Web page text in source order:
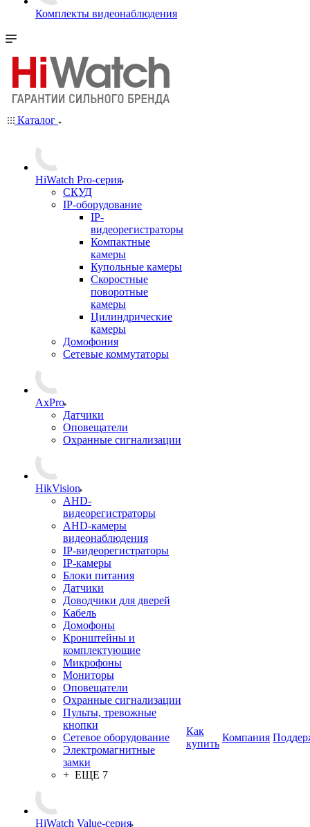
Комплекты видеонаблюдения
Каталог
HiWatch Pro-серия
CКУД
IP-оборудование
IP-
видеорегистраторы
Компактные
камеры
Купольные камеры
Скоростные
поворотные
камеры
Цилиндрические
камеры
Домофония
Сетевые коммутаторы
AxPro
Датчики
Оповещатели
Охранные сигнализации
HikVision
AHD-
видеорегистраторы
AHD-камеры
видеонаблюдения
IP-видеорегистраторы
IP-камеры
Блоки питания
Датчики
Доводчики для дверей
Кабель
Домофоны
Кронштейны и
комплектующие
Микрофоны
Мониторы
Оповещатели
Охранные сигнализации
Пульты, тревожные
кнопки
Сетевое оборудование
Электромагнитные
замки
+ ЕЩЕ 7
HiWatch Value-серия
Как
купить
Компания